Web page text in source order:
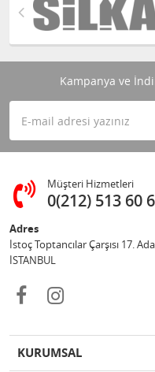
Kampanya ve
Müşteri Hizmetleri
0(212) 513 60
Adres
İstoç Toptancılar Çarşısı 17.
İSTANBUL
KURUMSAL